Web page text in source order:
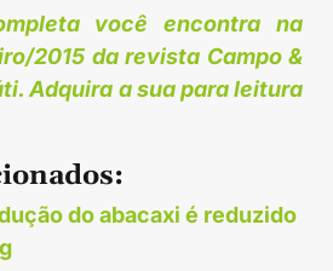
você encontra na
2015 da revista Campo &
Adquira a sua para leitura
do abacaxi é reduzido